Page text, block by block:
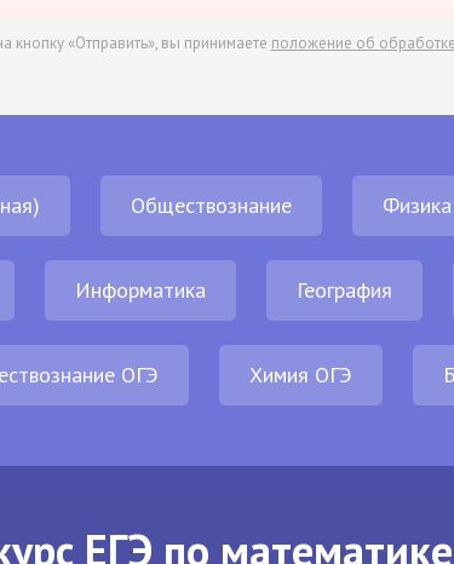
кнопку «Отправить», вы принимаете положение об
Обществознание Физика
Информатика География
ОГЭ Химия ОГЭ
ЕГЭ по